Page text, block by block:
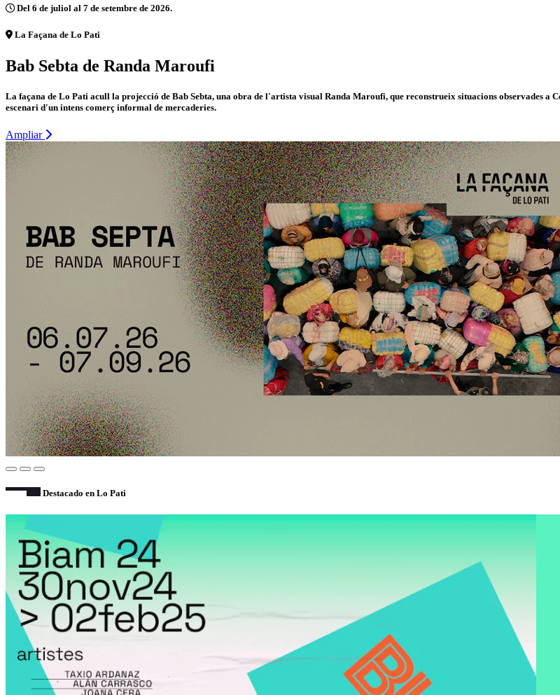
Del 6 de juliol al 7 de setembre de 2026.
La Façana de Lo Pati
Bab Sebta de Randa Maroufi
La façana de Lo Pati acull la projecció de Bab Sebta, una obra de l'artista visual Randa Maroufi, que reconstrueix situacions observades
escenari d'un intens comerç informal de mercaderies.
Ampliar
Destacado en Lo Pati